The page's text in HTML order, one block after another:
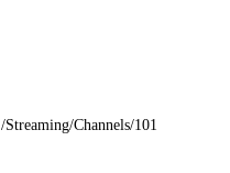
/Streaming/Channels/101